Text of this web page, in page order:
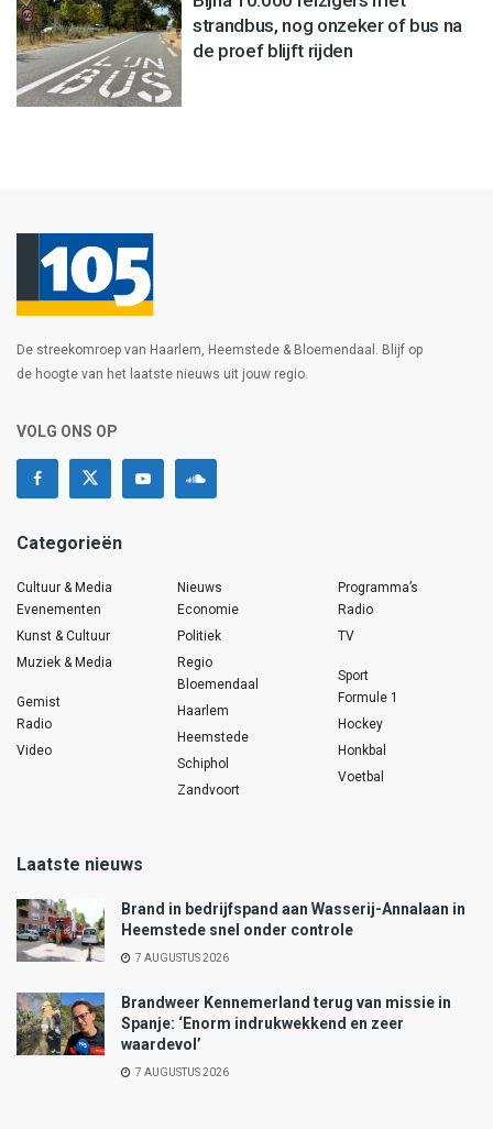
strandbus, nog onzeker of bus na
de proef blijft rijden
De streekomroep van Haarlem, Heemstede & Bloemendaal. Blijf op
de hoogte van het laatste nieuws uit jouw regio.
VOLG ONS OP
Categorieën
Cultuur & Media
Evenementen
Kunst & Cultuur
Muziek & Media
Gemist
Radio
Video
Nieuws
Economie
Politiek
Regio
Bloemendaal
Haarlem
Heemstede
Schiphol
Zandvoort
Programma’s
Radio
TV
Sport
Formule 1
Hockey
Honkbal
Voetbal
Laatste nieuws
Brand in bedrijfspand aan Wasserij-Annalaan in
Heemstede snel onder controle
7 AUGUSTUS 2026
Brandweer Kennemerland terug van missie in
Spanje: ‘Enorm indrukwekkend en zeer
waardevol’
7 AUGUSTUS 2026